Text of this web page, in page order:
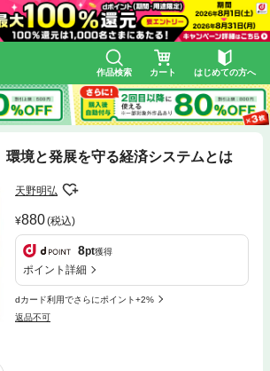
作品検索 カート はじめての方へ
境と発展を守る経済システムとは
天野明弘
880(税込)
8pt獲得
ポイント詳細
dカード利用でさらにポイント+2%
返品不可